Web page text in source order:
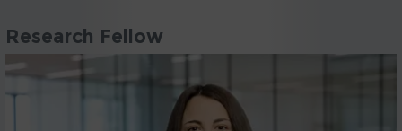
Research Fellow